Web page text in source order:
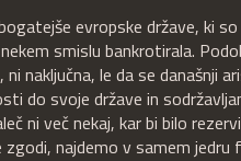
evropske države, ki
smislu bankrotirala.
naključna, le da se današnji
do svoje države in
ni več nekaj, kar bi bilo
najdemo v samem jedru